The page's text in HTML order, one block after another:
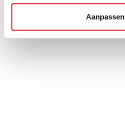
Aanpassen